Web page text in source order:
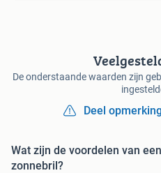
De onderstaande waarden zijn
Deel
Wat zijn de voordelen van
zonnebril?